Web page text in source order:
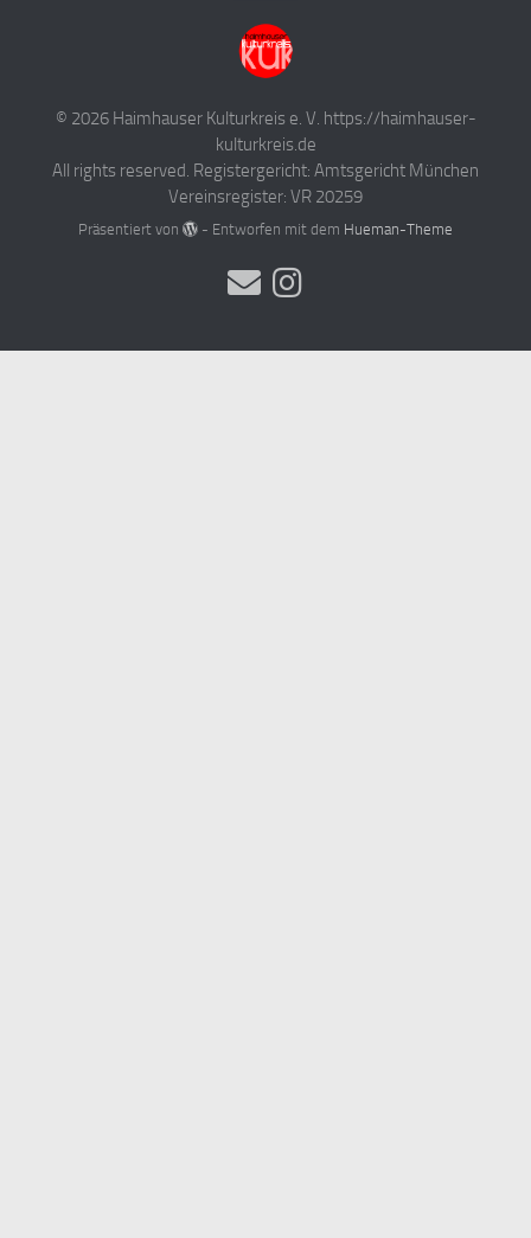
© 2026 Haimhauser Kulturkreis e. V. https://haimhauser-
kulturkreis.de
All rights reserved. Registergericht: Amtsgericht München
Vereinsregister: VR 20259
Präsentiert von - Entworfen mit dem Hueman-Theme